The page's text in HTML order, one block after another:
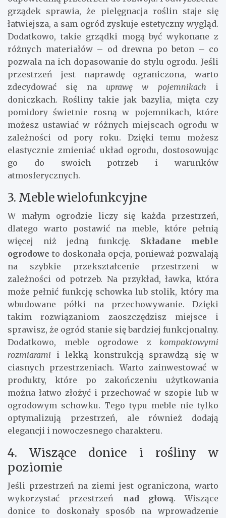
grządek sprawia, że pielęgnacja roślin staje się
łatwiejsza, a sam ogród zyskuje estetyczny wygląd.
Dodatkowo, takie grządki mogą być wykonane z
różnych materiałów – od drewna po beton – co
pozwala na ich dopasowanie do stylu ogrodu. Jeśli
przestrzeń jest naprawdę ograniczona, warto
zdecydować się na uprawę w pojemnikach i
doniczkach. Rośliny takie jak bazylia, mięta czy
pomidory świetnie rosną w pojemnikach, które
możesz ustawiać w różnych miejscach ogrodu w
zależności od pory roku. Dzięki temu możesz
elastycznie zmieniać układ ogrodu, dostosowując
go do swoich potrzeb i warunków
atmosferycznych.
3. Meble wielofunkcyjne
W małym ogrodzie liczy się każda przestrzeń,
dlatego warto postawić na meble, które pełnią
więcej niż jedną funkcję. Składane meble
ogrodowe to doskonała opcja, ponieważ pozwalają
na szybkie przekształcenie przestrzeni w
zależności od potrzeb. Na przykład, ławka, która
może pełnić funkcję schowka lub stolik, który ma
wbudowane półki na przechowywanie. Dzięki
takim rozwiązaniom zaoszczędzisz miejsce i
sprawisz, że ogród stanie się bardziej funkcjonalny.
Dodatkowo, meble ogrodowe z kompaktowymi
rozmiarami i lekką konstrukcją sprawdzą się w
ciasnych przestrzeniach. Warto zainwestować w
produkty, które po zakończeniu użytkowania
można łatwo złożyć i przechować w szopie lub w
ogrodowym schowku. Tego typu meble nie tylko
optymalizują przestrzeń, ale również dodają
elegancji i nowoczesnego charakteru.
4. Wiszące donice i rośliny w
poziomie
Jeśli przestrzeń na ziemi jest ograniczona, warto
wykorzystać przestrzeń nad głową. Wiszące
donice to doskonały sposób na wprowadzenie